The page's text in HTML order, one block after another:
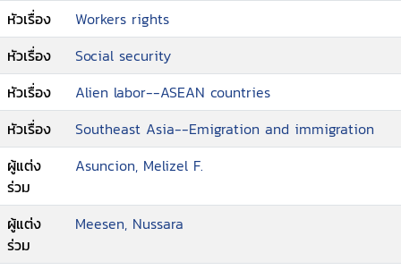
หัวเรื่อง
Workers rights
หัวเรื่อง
Social security
หัวเรื่อง
Alien labor--ASEAN countries
หัวเรื่อง
Southeast Asia--Emigration and immigration
ผู้แต่ง
ร่วม
Asuncion, Melizel F.
ผู้แต่ง
ร่วม
Meesen, Nussara